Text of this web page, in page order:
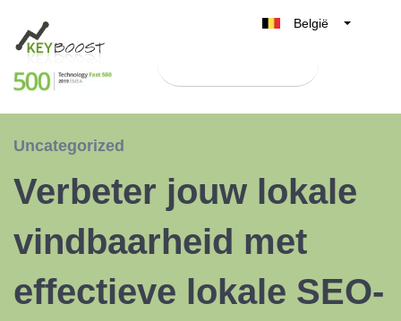
België
Nederland
España
Uncategorized
Verbeter jouw lokale
vindbaarheid met
effectieve lokale SEO-